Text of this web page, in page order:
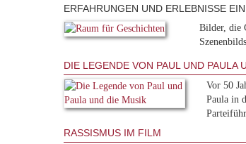
ERFAHRUNGEN UND ERLEBNISSE
Bilder, die
DIE LEGENDE VON PAUL UND PAULA
Vor 50
Paula in
RASSISMUS IM FILM